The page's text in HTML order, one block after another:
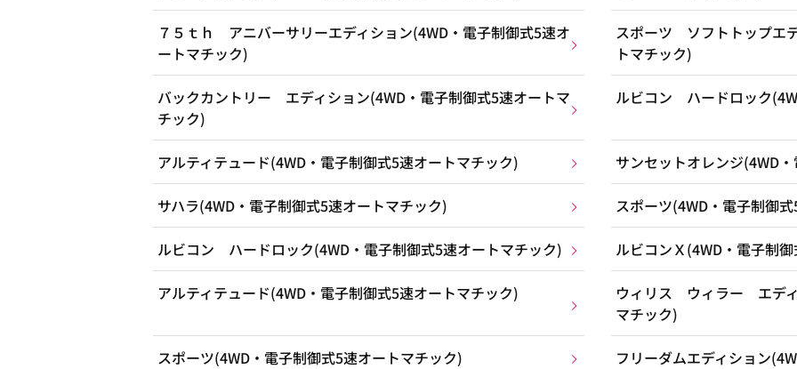
７５ｔｈ アニバーサリーエディション(4WD・電子制御式5速オ
ートマチック)
スポーツ ソフトトップエ
トマチック)
バックカントリー エディション(4WD・電子制御式5速オートマ
チック)
ルビコン ハードロック
アルティテュード(4WD・電子制御式5速オートマチック) サンセットオレンジ(4WD
サハラ(4WD・電子制御式5速オートマチック) スポーツ(4WD・電子制御
ルビコン ハードロック(4WD・電子制御式5速オートマチック) ルビコンＸ(4WD・電子制
アルティテュード(4WD・電子制御式5速オートマチック)
ウィリス ウィラー エディ
マチック)
スポーツ(4WD・電子制御式5速オートマチック) フリーダムエディション